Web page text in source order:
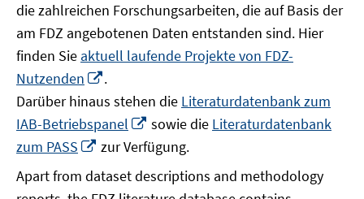
die zahlreichen Forschungsarbeiten, die auf Basis der
am FDZ angebotenen Daten entstanden sind. Hier
finden Sie aktuell laufende Projekte von FDZ-
Nutzenden
neuem
Fenster
öffnen
.
Darüber hinaus stehen die Literaturdatenbank zum
IAB-Betriebspanel
In
neuem
Fenster
öffnen
sowie die Literaturdatenbank
zum PASS
In
Fenster
zur Verfügung.
Apart from dataset descriptions and methodology